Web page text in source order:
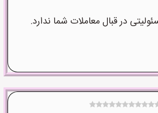
در قبال معاملات شما ندارد.